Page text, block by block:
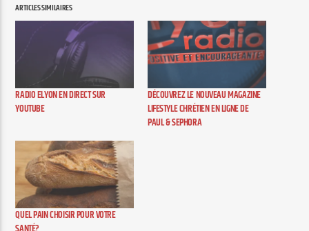
ARTICLES SIMILAIRES
RADIO ELYON EN DIRECT SUR
YOUTUBE
DÉCOUVREZ LE NOUVEAU MAGAZINE
LIFESTYLE CHRÉTIEN EN LIGNE DE
PAUL & SEPHORA
QUEL PAIN CHOISIR POUR VOTRE